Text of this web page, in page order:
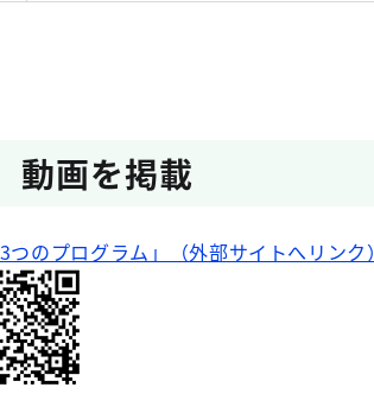
動画を掲載
のプログラム」（外部サイトへリンク）